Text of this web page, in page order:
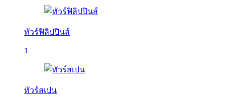
ทัวร์ฟิลิปปินส์
1
ทัวร์สเปน